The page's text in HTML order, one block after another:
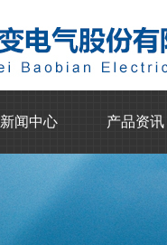
新闻中心 产品资讯